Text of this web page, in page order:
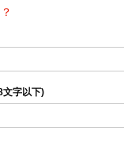
文字以下)